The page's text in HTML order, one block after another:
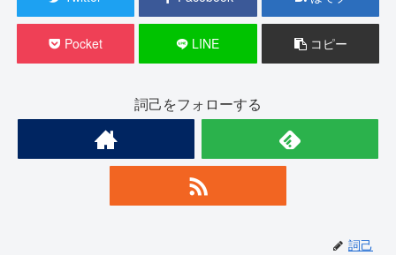
Pocket LINE コピー
詞己をフォローする
詞己